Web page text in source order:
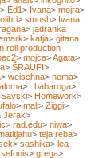
> Ed1> Ivana> mojra>
> smush> Ivana
> jadranka
> katja> gitana
roll production
> mojca>Agata>
> ŠRAUFI>
> weischna> nema>
> ..babaroga>
Savski> Homework>
> mali> Ziggi>
Jerak>
> rad.edu> niwa>
> teja reba>
> sashika> lea
> grega>